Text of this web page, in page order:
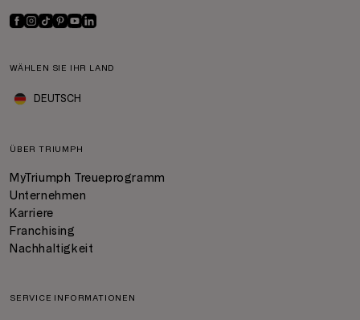
WÄHLEN SIE IHR LAND
DEUTSCH
ÜBER TRIUMPH
MyTriumph Treueprogramm
Unternehmen
Karriere
Franchising
Nachhaltigkeit
SERVICE INFORMATIONEN